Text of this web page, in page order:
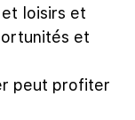
loisirs et
et
peut profiter